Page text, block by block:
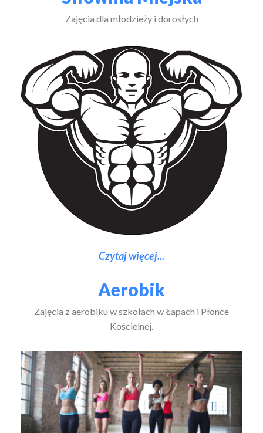
Zajęcia dla młodzieży i dorosłych
Czytaj więcej...
Aerobik
Zajęcia z aerobiku w szkołach w Łapach i Płonce
Kościelnej.